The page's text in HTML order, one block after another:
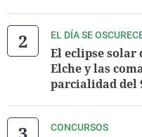
EL DÍA SE
El eclipse solar
Elche y las
parcialidad del
CONCURSOS